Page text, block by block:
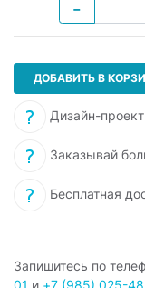
−
ДОБАВИТЬ В
Дизайн-
Заказывай
Бесплатная
Запишитесь по